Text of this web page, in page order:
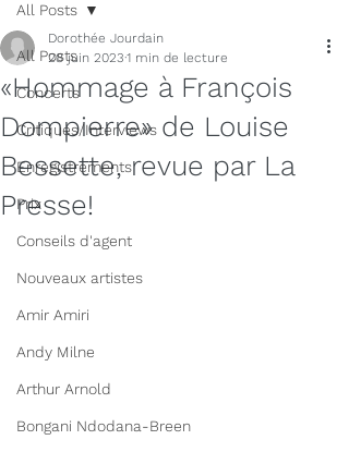
All Posts
Concerts
Critiques/Interviews
Enregistrements
Prix
Conseils d'agent
Nouveaux artistes
Amir Amiri
Andy Milne
Arthur Arnold
Bongani Ndodana-Breen
All Posts
«Hommage à François
Dompierre» de Louise
Bessette, revue par La
Presse!
Dorothée Jourdain
28 juin 2023 1 min de lecture